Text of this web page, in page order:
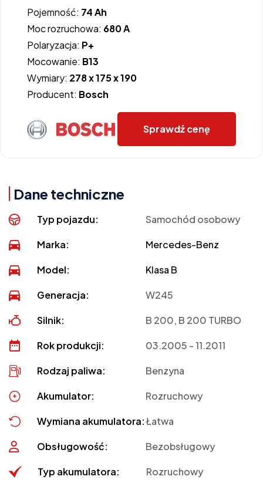
Pojemność: 74 Ah
Moc rozruchowa: 680 A
Polaryzacja: P+
Mocowanie: B13
Wymiary: 278 x 175 x 190
Producent: Bosch
Sprawdź cenę
Dane techniczne
Typ pojazdu: Samochód osobowy
Marka: Mercedes-Benz
Model: Klasa B
Generacja: W245
Silnik: B 200, B 200 TURBO
Rok produkcji: 03.2005 - 11.2011
Rodzaj paliwa: Benzyna
Akumulator: Rozruchowy
Wymiana akumulatora:Łatwa
Obsługowość: Bezobsługowy
Typ akumulatora: Rozruchowy